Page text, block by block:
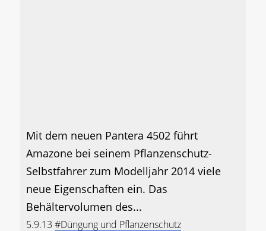
Mit dem neuen Pantera 4502 führt
Amazone bei seinem Pflanzenschutz-
Selbstfahrer zum Modelljahr 2014 viele
neue Eigenschaften ein. Das
Behältervolumen des...
5.9.13 #Düngung und Pflanzenschutz